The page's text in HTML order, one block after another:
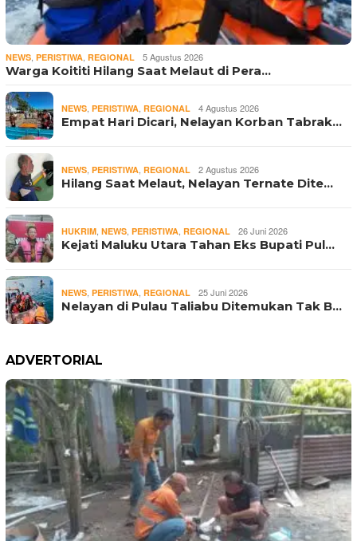
NEWS, PERISTIWA, REGIONAL 5 Agustus 2026
Warga Koititi Hilang Saat Melaut di Pera…
NEWS, PERISTIWA, REGIONAL 4 Agustus 2026
Empat Hari Dicari, Nelayan Korban Tabrak…
NEWS, PERISTIWA, REGIONAL 2 Agustus 2026
Hilang Saat Melaut, Nelayan Ternate Dite…
HUKRIM, NEWS, PERISTIWA, REGIONAL 26 Juni 2026
Kejati Maluku Utara Tahan Eks Bupati Pul…
NEWS, PERISTIWA, REGIONAL 25 Juni 2026
Nelayan di Pulau Taliabu Ditemukan Tak B…
ADVERTORIAL